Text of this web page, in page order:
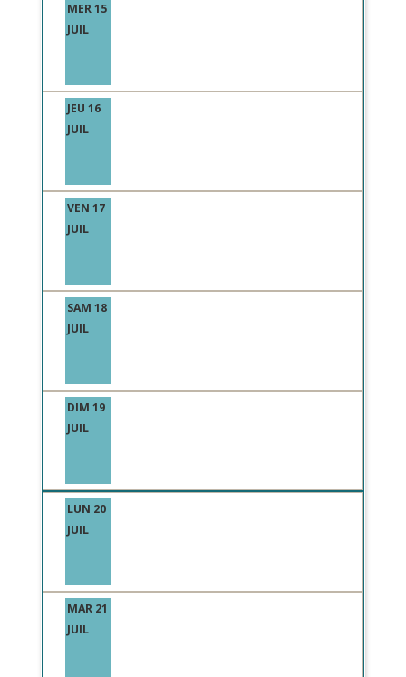
MER 15
JUIL
JEU 16
JUIL
VEN 17
JUIL
SAM 18
JUIL
DIM 19
JUIL
LUN 20
JUIL
MAR 21
JUIL